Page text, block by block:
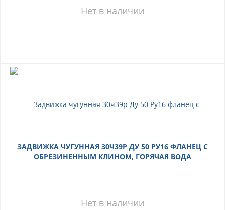
Нет в наличии
ЗАДВИЖКА ЧУГУННАЯ 30Ч39Р ДУ 50 РУ16 ФЛАНЕЦ С
ОБРЕЗИНЕННЫМ КЛИНОМ, ГОРЯЧАЯ ВОДА
Нет в наличии